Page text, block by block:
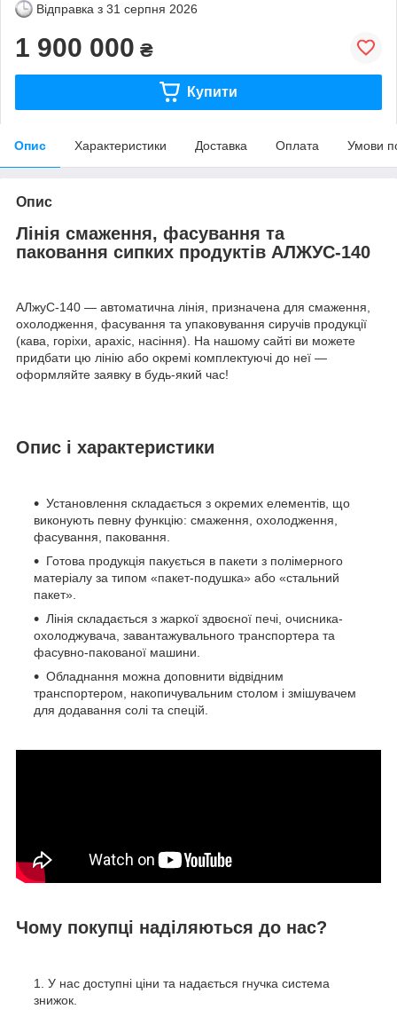
Відправка з 31 серпня 2026
1 900 000 ₴
Купити
Опис Характеристики Доставка Оплата Умови
Опис
Лінія смаження, фасування та
паковання сипких продуктів АЛЖУС-140
АЛжуС-140 — автоматична лінія, призначена для смаження,
охолодження, фасування та упаковування сиручів продукції
(кава, горіхи, арахіс, насіння). На нашому сайті ви можете
придбати цю лінію або окремі комплектуючі до неї —
оформляйте заявку в будь-який час!
Опис і характеристики
Установлення складається з окремих елементів, що
виконують певну функцію: смаження, охолодження,
фасування, паковання.
Готова продукція пакується в пакети з полімерного
матеріалу за типом «пакет-подушка» або «стальний
пакет».
Лінія складається з жаркої здвоєної печі, очисника-
охолоджувача, завантажувального транспортера та
фасувно-пакованої машини.
Обладнання можна доповнити відвідним
транспортером, накопичувальним столом і змішувачем
для додавання солі та спецій.
Чому покупці наділяються до нас?
У нас доступні ціни та надається гнучка система
знижок.